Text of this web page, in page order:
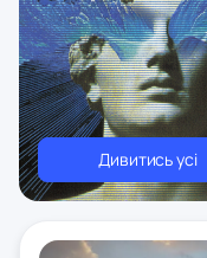
Дивитись усі